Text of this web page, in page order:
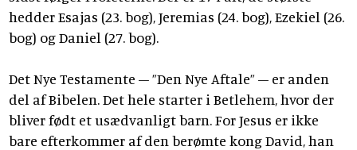
hedder Esajas (23. bog), Jeremias (24. bog), Ezekiel (26.
bog) og Daniel (27. bog).
Det Nye Testamente – ”Den Nye Aftale” – er anden
del af Bibelen. Det hele starter i Betlehem, hvor der
bliver født et usædvanligt barn. For Jesus er ikke
bare efterkommer af den berømte kong David, han